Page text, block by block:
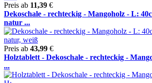
Preis ab 11,39 €
Dekoschale - rechteckig - Mangoholz - L:
natur ...
Preis ab 43,99 €
Holztablett - Dekoschale - rechteckig -
...